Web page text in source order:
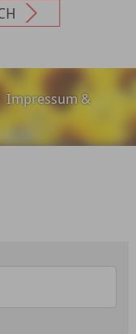
Impressum &